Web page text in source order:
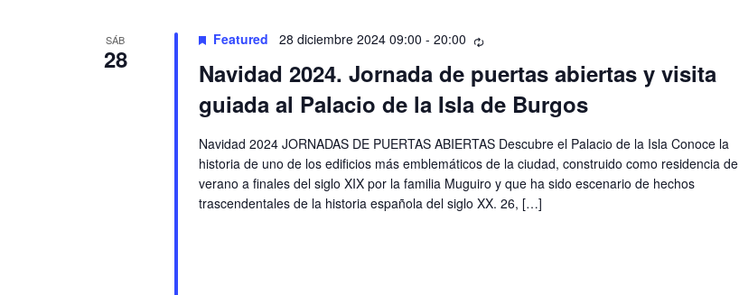
SÁB
28
Featured 28 diciembre 2024 09:00 - 20:00
Navidad 2024. Jornada de puertas abiertas y visita
guiada al Palacio de la Isla de Burgos
Navidad 2024 JORNADAS DE PUERTAS ABIERTAS Descubre el Palacio de la Isla Conoce la
historia de uno de los edificios más emblemáticos de la ciudad, construido como residencia de
verano a finales del siglo XIX por la familia Muguiro y que ha sido escenario de hechos
trascendentales de la historia española del siglo XX. 26, […]